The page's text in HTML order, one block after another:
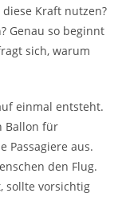
Kraft nutzen?
Genau so beginnt
sich, warum
einmal entsteht.
Ballon für
Passagiere aus.
den Flug.
sollte vorsichtig